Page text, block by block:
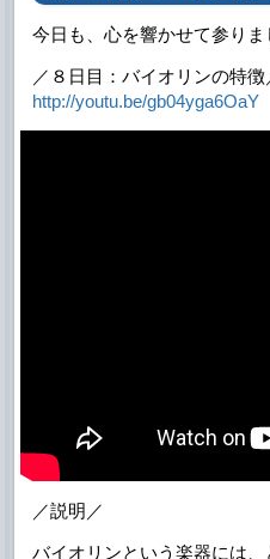
今日も、心を響かせて参りま
／８日目：バイオリンの特徴
http://youtu.be/gb04yga6OaY
／説明／
バイオリンという楽器には、